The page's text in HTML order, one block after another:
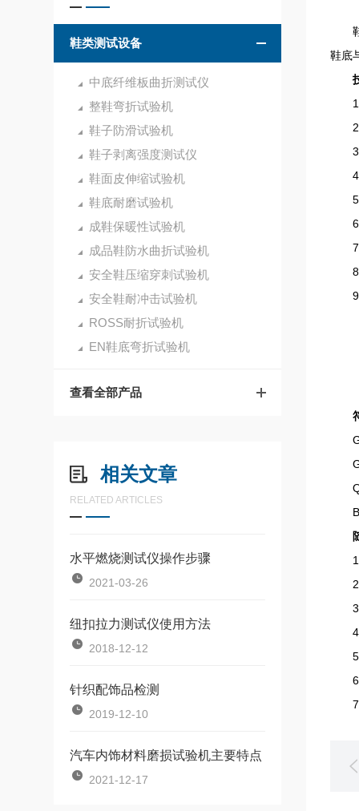
鞋类测试设备
中底纤维板曲折测试仪
整鞋弯折试验机
鞋子防滑试验机
鞋子剥离强度测试仪
鞋面皮伸缩试验机
鞋底耐磨试验机
成鞋保暖性试验机
成品鞋防水曲折试验机
安全鞋压缩穿刺试验机
安全鞋耐冲击试验机
ROSS耐折试验机
EN鞋底弯折试验机
查看全部产品
相关文章
RELATED ARTICLES
水平燃烧测试仪操作步骤
2021-03-26
纽扣拉力测试仪使用方法
2018-12-12
针织配饰品检测
2019-12-10
汽车内饰材料磨损试验机主要特点
2021-12-17
鞋
鞋底
1
2、
3、
4、
5、
6、
7、
8、
9
BS
1.
2.
3.
4.
5.
6.
7.